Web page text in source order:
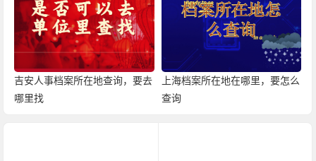
吉安人事档案所在地查询，要去
哪里找
上海档案所在地在哪里，要怎么
查询